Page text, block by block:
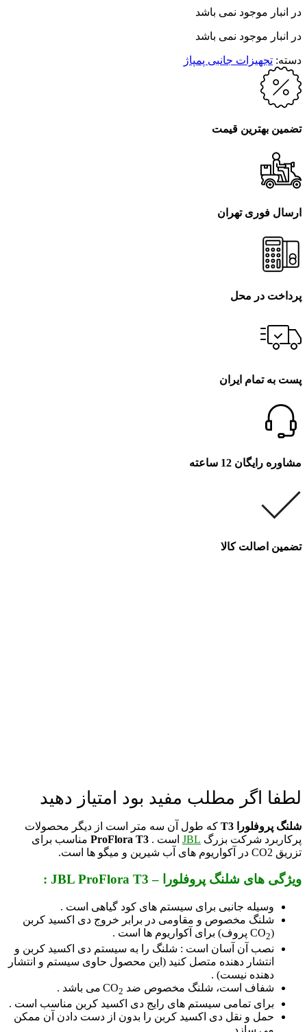
در انبار موجود نمی باشد
در انبار موجود نمی باشد
دسته: تجهیزات جانبی پمپاژ
تضمین بهترین قیمت
ارسال فوری تهران
پرداخت در محل
پست به تمام ایران
مشاوره رایگان 12 ساعته
تضمین اصالت کالا
لطفا اگر مطلب مفید بود امتیاز دهید
شلنگ پروفلورا T3
که طول آن سه متر است از دیگر محصولات
پرکاربرد شرکت بزرگ JBL است . ProFlora T3 مناسب برای
تزریق CO2 در آکواریوم های آب شیرین و میگو ها است.
ویژگی های شلنگ پروفلورا – JBL ProFlora T3 :
وسیله جانبی برای سیستم­ های کود گیاهی است .
شلنگ مخصوص و مقاومی در برابر خروج دی اکسید کربن
(CO
2
پروف) برای آکواریوم­ ها است .
نصب آن آسان است : شلنگ را به سیستم دی اکسید کربن و
انتشار دهنده متصل کنید (این محصول حاوی سیستم و انتشار
دهنده نیست) .
شفاف است، شلنگ مخصوص ضد CO 2
می باشد .
برای تمامی سیستم ­های رایج دی اکسید کربن مناسب است .
حمل و نقل دی اکسید کربن را بدون از دست دادن آن ممکن
می سازد .